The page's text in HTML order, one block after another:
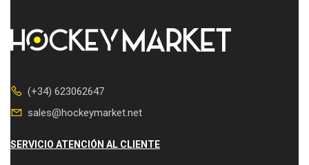
(+34) 623062647
sales@hockeymarket.net
SERVICIO ATENCIÓN AL CLIENTE